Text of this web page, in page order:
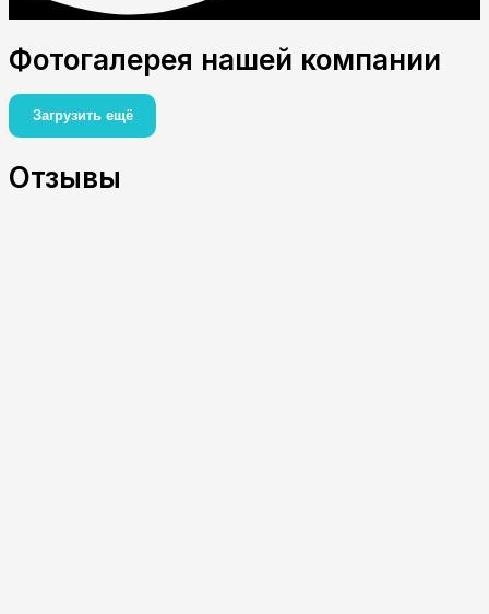
Фотогалерея нашей компании
Загрузить ещё
Отзывы